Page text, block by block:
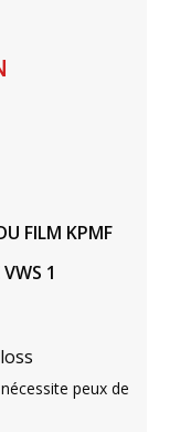
FILM KPMF
1
peux de